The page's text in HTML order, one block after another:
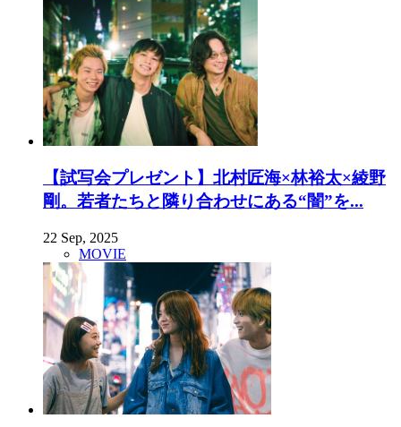
【試写会プレゼント】北村匠海×林裕太×綾野
剛。若者たちと隣り合わせにある“闇”を...
22 Sep, 2025
MOVIE